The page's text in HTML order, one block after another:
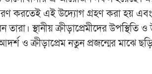
করতেই এই উদ্যোগ গ্রহণ করা হয়
স্থানীয় ক্রীড়াপ্রেমীদের উপস্থিতি
ও ক্রীড়াপ্রেম নতুন প্রজন্মের মাঝে